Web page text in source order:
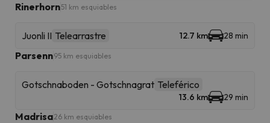
Rinerhorn51 km esquiables
Juonli II Telearrastre 12.7 km 28 min
Parsenn95 km esquiables
Gotschnaboden - Gotschnagrat Teleférico
13.6 km 29 min
Madrisa26 km esquiables